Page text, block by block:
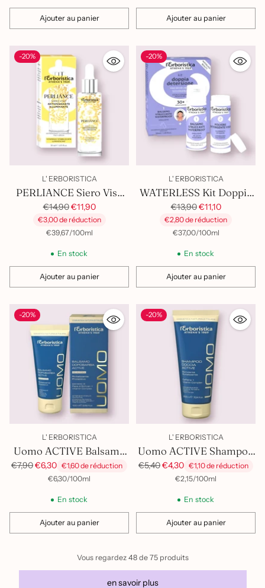
Ajouter au panier
Quantité
Ajouter au panier
Quantité
-20%
L' ERBORISTICA
PERLIANCE Siero Viso
Vitamina C&
Luminescine
Prix
habituel
€14,90€11,90
€3,00 de réduction
Prix
€39,67/
par 100ml
En stock
Ajouter au panier
Quantité
-20%
L' ERBORISTICA
WATERLESS Kit Doppia
Detersione
Prix
habituel
€13,90€11,10
€2,80 de réduction
Prix
€37,00/
par 100ml
En stock
Ajouter au panier
Quantité
-20%
L' ERBORISTICA
Uomo ACTIVE Balsamo
Dopobarba
Prix
€7,90€6,30 €1,60 de réduction
Prix
€6,30/
par 100ml
En stock
Ajouter au panier
Quantité
-20%
L' ERBORISTICA
Uomo ACTIVE Shampoo
Doccia
Prix
€5,40€4,30 €1,10 de réduction
Prix
€2,15/
par 100ml
En stock
Ajouter au panier
Quantité
Vous regardez 48 de 75 produits
en savoir plus